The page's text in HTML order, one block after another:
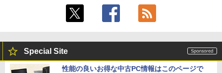
Special Site
性能の良いお得な中古PC情報はこのページで